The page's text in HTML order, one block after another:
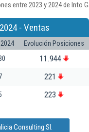
entre 2023 y 2024 de Into
- Ventas
Evolución Posiciones
11.944
221
223
Consulting Sl.